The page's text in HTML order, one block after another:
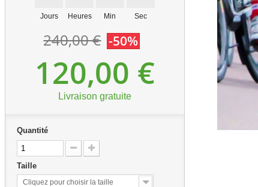
Jours Heures Min Sec
240,00 € -50%
120,00 €
Livraison gratuite
Quantité
Taille
Cliquez pour choisir la taille